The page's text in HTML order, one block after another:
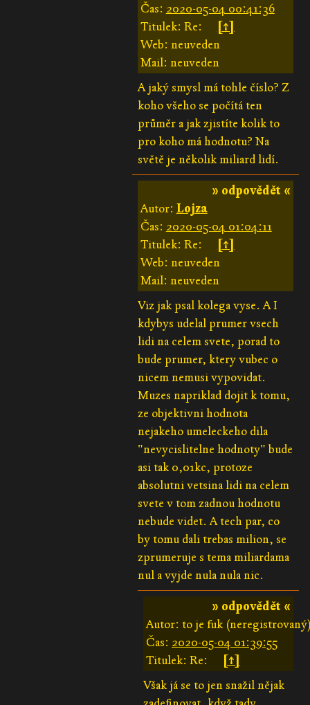
Čas: 2020-05-04 00:41:36
Titulek: Re:
[↑]
Web: neuveden
Mail: neuveden
A jaký smysl má tohle číslo? Z
koho všeho se počítá ten
průměr a jak zjistíte kolik to
pro koho má hodnotu? Na
světě je několik miliard lidí.
» odpovědět «
Autor: Lojza
Čas: 2020-05-04 01:04:11
Titulek: Re:
[↑]
Web: neuveden
Mail: neuveden
Viz jak psal kolega vyse. A I
kdybys udelal prumer vsech
lidi na celem svete, porad to
bude prumer, ktery vubec o
nicem nemusi vypovidat.
Muzes napriklad dojit k tomu,
ze objektivni hodnota
nejakeho umeleckeho dila
"nevycislitelne hodnoty" bude
asi tak 0,01kc, protoze
absolutni vetsina lidi na celem
svete v tom zadnou hodnotu
nebude videt. A tech par, co
by tomu dali trebas milion, se
zprumeruje s tema miliardama
nul a vyjde nula nula nic.
» odpovědět «
Autor: to je fuk
Čas: 2020-05-04 01:39:55
Titulek: Re:
[↑]
Však já se to jen snažil nějak